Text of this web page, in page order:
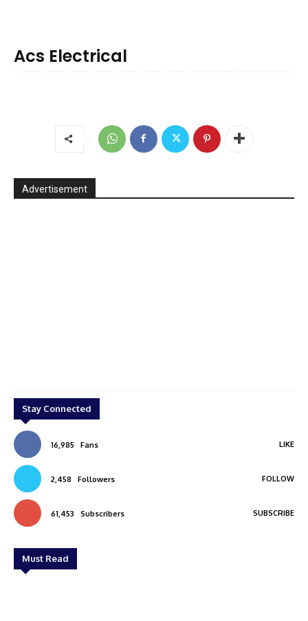
Acs Electrical
Advertisement
Stay Connected
16,985 Fans LIKE
2,458 Followers FOLLOW
61,453 Subscribers SUBSCRIBE
Must Read